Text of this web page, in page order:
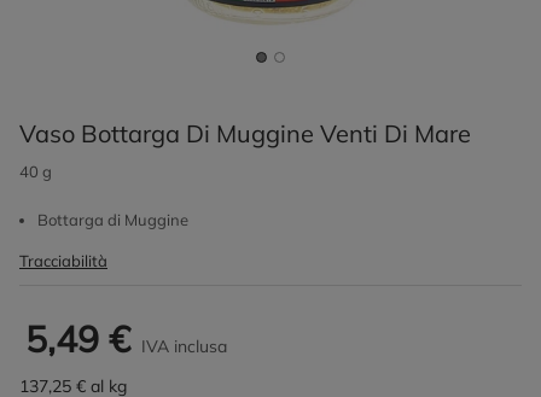
Vaso Bottarga Di Muggine Venti Di Mare
40 g
Bottarga di Muggine
Tracciabilità
5,49 € IVA inclusa
137,25 € al kg